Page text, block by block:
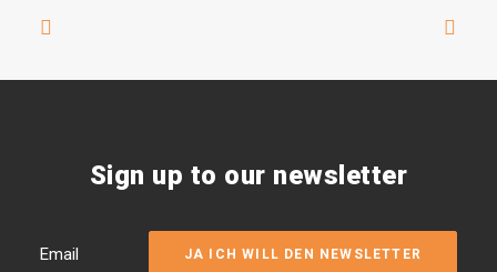
Sign up to our newsletter